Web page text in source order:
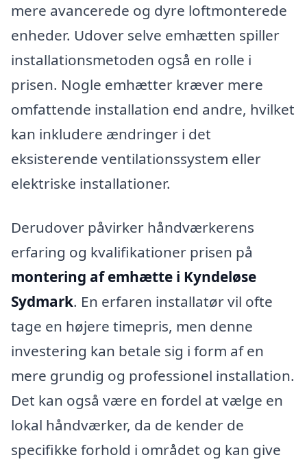
mere avancerede og dyre loftmonterede
enheder. Udover selve emhætten spiller
installationsmetoden også en rolle i
prisen. Nogle emhætter kræver mere
omfattende installation end andre, hvilket
kan inkludere ændringer i det
eksisterende ventilationssystem eller
elektriske installationer.
Derudover påvirker håndværkerens
erfaring og kvalifikationer prisen på
montering af emhætte i Kyndeløse
Sydmark. En erfaren installatør vil ofte
tage en højere timepris, men denne
investering kan betale sig i form af en
mere grundig og professionel installation.
Det kan også være en fordel at vælge en
lokal håndværker, da de kender de
specifikke forhold i området og kan give